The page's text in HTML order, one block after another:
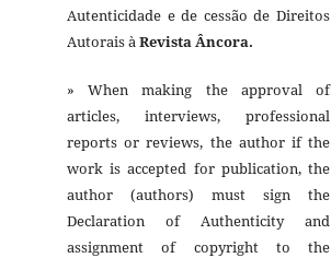
Autenticidade e de cessão de Direitos
Autorais àRevista Âncora.
» When making the approval of
articles, interviews, professional
reports or reviews, the author if the
work is accepted for publication, the
author (authors) must sign the
Declaration of Authenticity and
assignment of copyright to the